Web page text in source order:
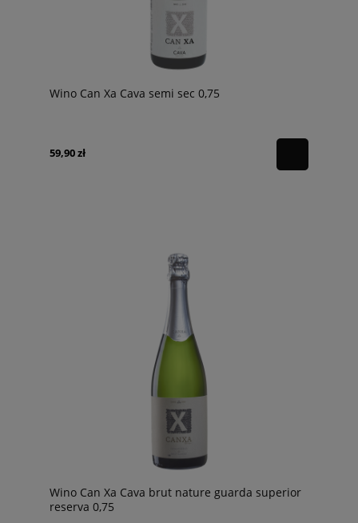
Wino Can Xa Cava semi sec 0,75
59,90 zł
Wino Can Xa Cava brut nature guarda superior
reserva 0,75